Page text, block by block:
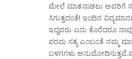
ಮೇಲೆ ಮಾತನಾಡಲು ಅವರಿಗೆ
ಸಿಗುತ್ತದಂತೆ! ಇಂದಿನ
ಇದ್ದವರು ಏನು ಕೊರೆದರೂ
ಪರಮ ಸತ್ಯ ಎಂಬಂತೆ ನಮ್ಮ
ಬಳಗಗಳು